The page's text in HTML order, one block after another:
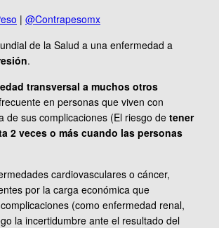
| @Contrapesomx
de la Salud a una enfermedad a
.
transversal a muchos otros
en personas que viven con
de sus complicaciones (El riesgo de tener
2 veces o más cuando las personas
cardiovasculares o cáncer,
por la carga económica que
(como enfermedad renal,
la incertidumbre ante el resultado del